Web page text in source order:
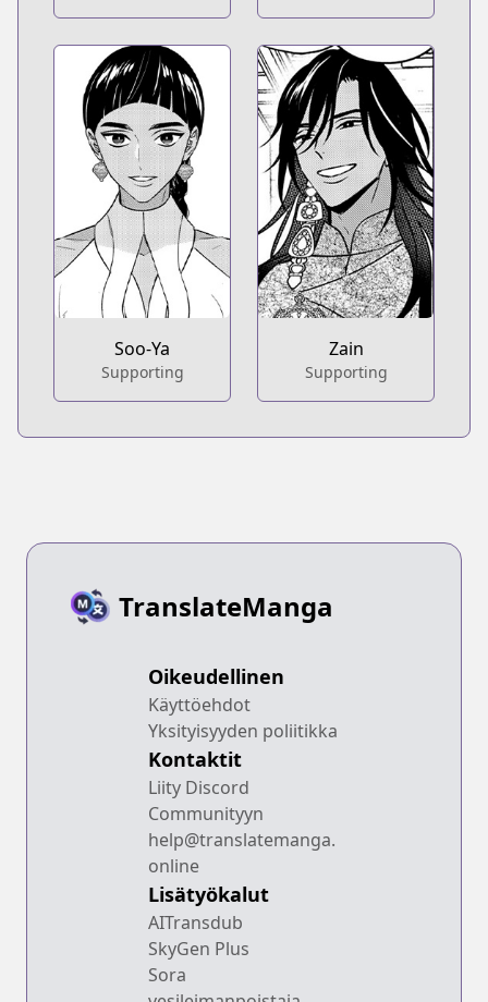
Soo-Ya
Supporting
Zain
Supporting
TranslateManga
Oikeudellinen
Käyttöehdot
Yksityisyyden poliitikka
Kontaktit
Liity Discord
Communityyn
help@translatemanga.
online
Lisätyökalut
AITransdub
SkyGen Plus
Sora